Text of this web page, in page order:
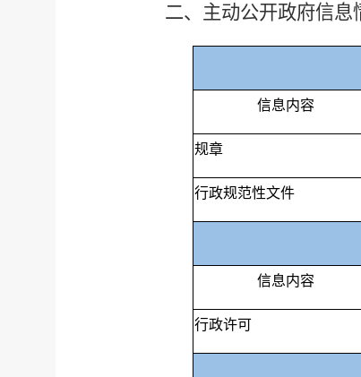
二、主动公开政府信息
信息内容
规章
行政规范性文件
信息内容
行政许可